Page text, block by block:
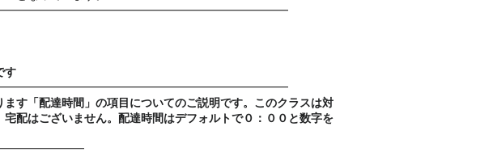
す
す「配達時間」の項目についてのご説明です。このクラスは対
宅配はございません。配達時間はデフォルトで０：００と数字を